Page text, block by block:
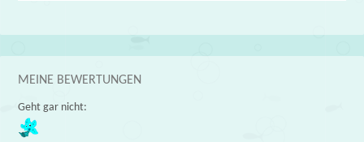
MEINE BEWERTUNGEN
Geht gar nicht: